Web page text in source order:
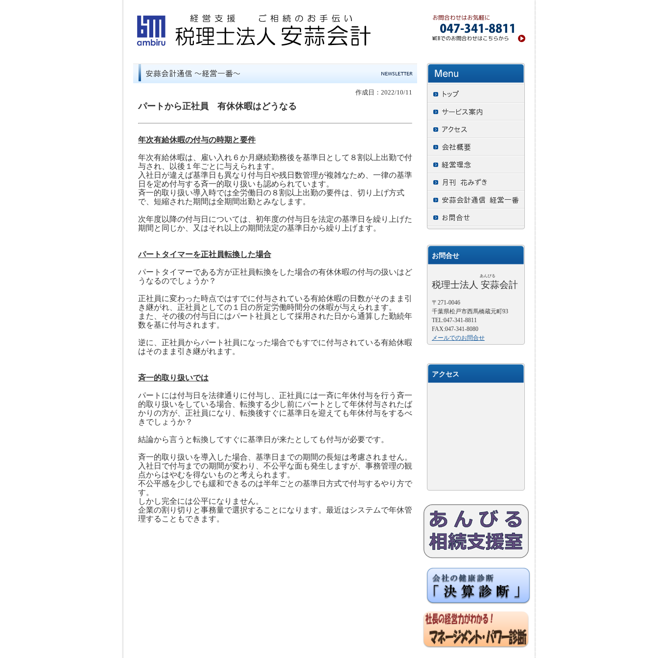
作成日：2022/10/11
パートから正社員 有休休暇はどうなる
年次有給休暇の付与の時期と要件
年次有給休暇は、雇い入れ ６ か月継続勤務後を基準日として ８割以上出勤で付
与され、以後 １ 年ごとに与えられます。
入社日が違えば基準日も異なり付与日や残日数管理が複雑なため、一律の基準
日を定め付与する斉一的取り扱いも認められています。
斉一的取り扱い導入時では全労働日の８割以上出勤の要件は、切り上げ方式
で、短縮された期間は全期間出勤とみなします。
次年度以降の付与日については、初年度の付与日を法定の基準日を繰り上げた
期間と同じか、又はそれ以上の期間法定の基準日から繰り上げます。
パートタイマーを正社員転換した場合
パートタイマーである方が正社員転換をした場合の有休休暇の付与の扱いはど
うなるのでしょうか？
正社員に変わった時点ではすでに付与されている有給休暇の日数がそのまま引
き継がれ、正社員としての １ 日の所定労働時間分の休暇が与えられます。
また、その後の付与日にはパート社員として採用された日から通算した勤続年
数を基に付与されます。
逆に、正社員からパート社員になった場合でもすでに付与されている有給休暇
はそのまま引き継がれます。
斉一的取り扱いでは
パートには付与日を法律通りに付与し、正社員には一斉に年休付与を行う斉一
的取り扱いをしている場合、転換する少し前にパートとして年休付与されたば
かりの方が、正社員になり、転換後すぐに基準日を迎えても年休付与をするべ
きでしょうか？
結論から言うと転換してすぐに基準日が来たとしても付与が必要です。
斉一的取り扱いを導入した場合、基準日までの期間の長短は考慮されません。
入社日で付与までの期間が変わり、不公平な面も発生しますが、事務管理の観
点からはやむを得ないものと考えられます。
不公平感を少しでも緩和できるのは半年ごとの基準日方式で付与するやり方で
す。
しかし完全には公平になりません。
企業の割り切りと事務量で選択することになります。最近はシステムで年休管
理することもできます。
お問合せ
あんびる
税理士法人 安蒜会計
〒271-0046
千葉県松戸市西馬橋蔵元町93
TEL:047-341-8811
FAX:047-341-8080
メールでのお問合せ
アクセス